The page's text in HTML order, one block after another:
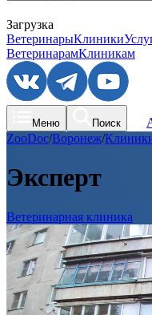
Загрузка
ВетеринарыКлиники
ВетеринарамКлиникам
Меню Поиск
ZooDoc/Воронеж/
Эксперт
Ветеринарная клиника